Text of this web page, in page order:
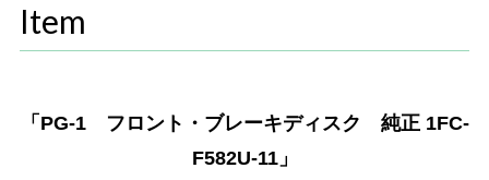
Item
「PG-1 フロント・ブレーキディスク 純正 1FC-
F582U-11」